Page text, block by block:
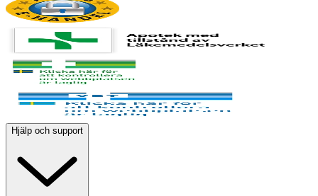
Hjälp och support